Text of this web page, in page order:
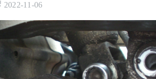
2022-11-06